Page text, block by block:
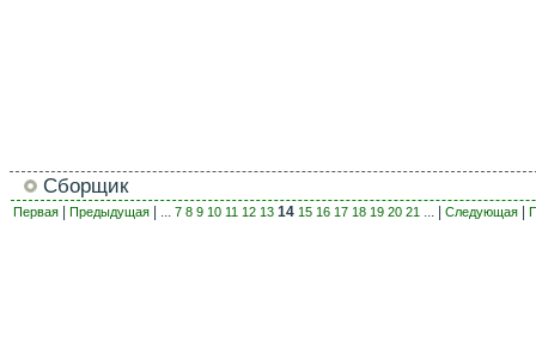
Сборщик
Первая Предыдущая | ... 7 8 9 10 11 12 13 14 15 16 17 18 19 20 21 ... | Следующая